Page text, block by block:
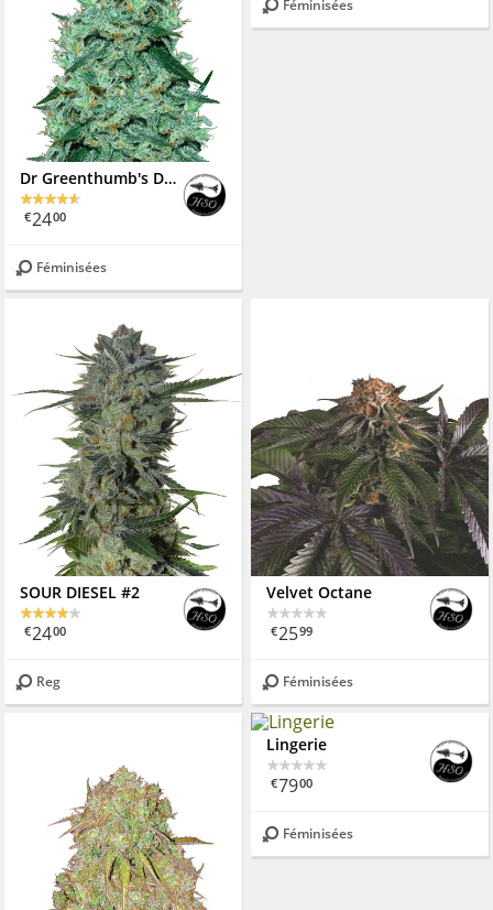
Dr Greenthumb's Dedoverde Haze Auto
€2400
Féminisées
Féminisées
SOUR DIESEL #2
€2400
Reg
Velvet Octane
€2599
Féminisées
Lingerie
€7900
Féminisées